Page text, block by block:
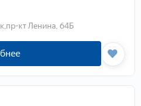
кт Ленина, 64Б